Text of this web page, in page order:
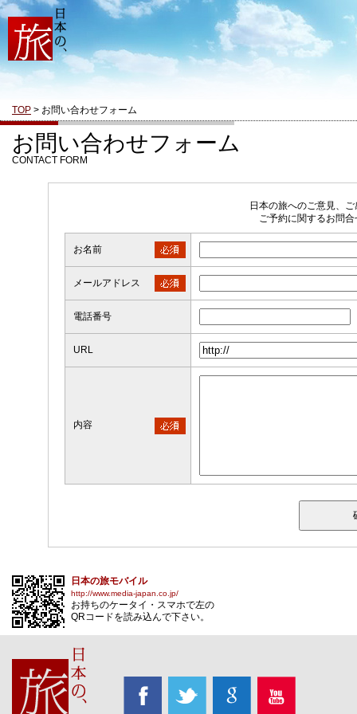
TOP > お問い合わせフォーム
お問い合わせフォーム
CONTACT FORM
日本の旅へのご意見、
ご予約に関するお問
お名前
メールアドレス
電話番号
URL
内容
日本の旅モバイル
http://www.media-japan.co.jp/
お持ちのケータイ・スマホで左の
QRコードを読み込んで下さい。